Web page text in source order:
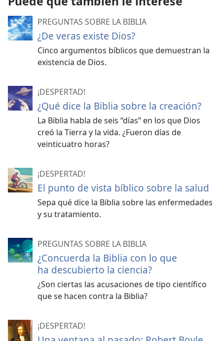
PREGUNTAS SOBRE LA BIBLIA
¿De veras existe Dios?
Cinco argumentos bíblicos que demuestran la
existencia de Dios.
¡DESPERTAD!
¿Qué dice la Biblia sobre la creación?
La Biblia habla de seis “días” en los que Dios
creó la Tierra y la vida. ¿Fueron días de
veinticuatro horas?
¡DESPERTAD!
El punto de vista bíblico sobre la salud
Sepa qué dice la Biblia sobre las enfermedades
y su tratamiento.
PREGUNTAS SOBRE LA BIBLIA
¿Concuerda la Biblia con lo que
ha descubierto la ciencia?
¿Son ciertas las acusaciones de tipo científico
que se hacen contra la Biblia?
¡DESPERTAD!